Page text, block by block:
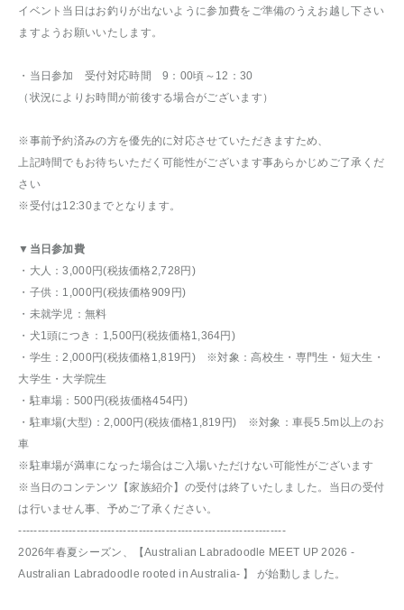
イベント当日はお釣りが出ないように参加費をご準備のうえお越し下さい
ますようお願いいたします。
・当日参加 受付対応時間 9：00頃～12：30
（状況によりお時間が前後する場合がございます）
※事前予約済みの方を優先的に対応させていただきますため、
上記時間でもお待ちいただく可能性がございます事あらかじめご了承くだ
さい
※受付は12:30までとなります。
▼当日参加費
・大人：3,000円(税抜価格2,728円)
・子供：1,000円(税抜価格909円)
・未就学児：無料
・犬1頭につき：1,500円(税抜価格1,364円)
・学生：2,000円(税抜価格1,819円) ※対象：高校生・専門生・短大生・
大学生・大学院生
・駐車場：500円(税抜価格454円)
・駐車場(大型)：2,000円(税抜価格1,819円) ※対象：車長5.5m以上のお
車
※駐車場が満車になった場合はご入場いただけない可能性がございます
※当日のコンテンツ【家族紹介】の受付は終了いたしました。当日の受付
は行いません事、予めご了承ください。
---------------------------------------------------------------------
2026年春夏シーズン、【Australian Labradoodle MEET UP 2026 -
Australian Labradoodle rooted in Australia- 】 が始動しました。